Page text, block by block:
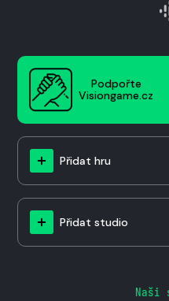
Podpořte
Visiongame.cz
Přidat hru
Přidat studio
Naši